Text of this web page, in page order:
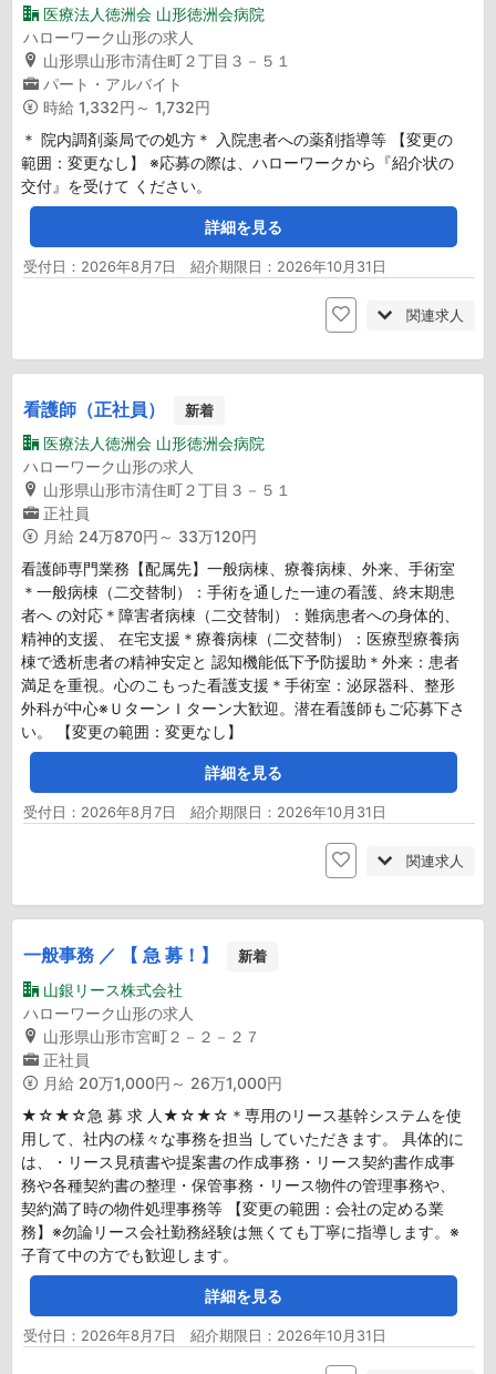
医療法人徳洲会 山形徳洲会病院
ハローワーク山形の求人
山形県山形市清住町２丁目３－５１
パート・アルバイト
時給 1,332円～ 1,732円
＊ 院内調剤薬局での処方＊ 入院患者への薬剤指導等 【変更の
範囲：変更なし】 ※応募の際は、ハローワークから『紹介状の
交付』を受けて ください。
詳細を見る
受付日：2026年8月7日 紹介期限日：2026年10月31日
関連求人
看護師（正社員） 新着
医療法人徳洲会 山形徳洲会病院
ハローワーク山形の求人
山形県山形市清住町２丁目３－５１
正社員
月給 24万870円～ 33万120円
看護師専門業務【配属先】一般病棟、療養病棟、外来、手術室
＊一般病棟（二交替制）：手術を通した一連の看護、終末期患
者へ の対応＊障害者病棟（二交替制）：難病患者への身体的、
精神的支援、 在宅支援＊療養病棟（二交替制）：医療型療養病
棟で透析患者の精神安定と 認知機能低下予防援助＊外来：患者
満足を重視。心のこもった看護支援＊手術室：泌尿器科、整形
外科が中心※ＵターンＩターン大歓迎。潜在看護師もご応募下さ
い。 【変更の範囲：変更なし】
詳細を見る
受付日：2026年8月7日 紹介期限日：2026年10月31日
関連求人
一般事務 ／ 【 急 募！】 新着
山銀リース株式会社
ハローワーク山形の求人
山形県山形市宮町２－２－２７
正社員
月給 20万1,000円～ 26万1,000円
★☆★☆急 募 求 人★☆★☆＊専用のリース基幹システムを使
用して、社内の様々な事務を担当 していただきます。 具体的に
は、・リース見積書や提案書の作成事務・リース契約書作成事
務や各種契約書の整理・保管事務・リース物件の管理事務や、
契約満了時の物件処理事務等 【変更の範囲：会社の定める業
務】※勿論リース会社勤務経験は無くても丁寧に指導します。※
子育て中の方でも歓迎します。
詳細を見る
受付日：2026年8月7日 紹介期限日：2026年10月31日